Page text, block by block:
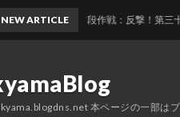
kyama.blogdns.net 本ページの一部は
NEW ARTICLE
ント 前段作戦：反撃！第三十一戦隊の